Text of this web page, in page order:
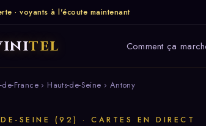
· voyants à l'écoute maintenant
tel Comment ça
de-France› Hauts-de-Seine › Antony
SEINE (92) · CARTES EN DIRECT